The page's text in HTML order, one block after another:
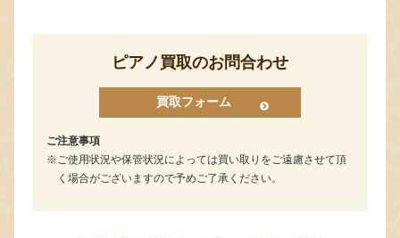
ピアノ買取のお問合わせ
買取フォーム
ご注意事項
ご使用状況や保管状況によっては買い取りをご遠慮させて頂
く場合がございますので予めご了承ください。